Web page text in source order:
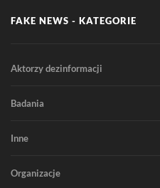
FAKE NEWS - KATEGORIE
Aktorzy dezinformacji
Badania
Inne
Organizacje